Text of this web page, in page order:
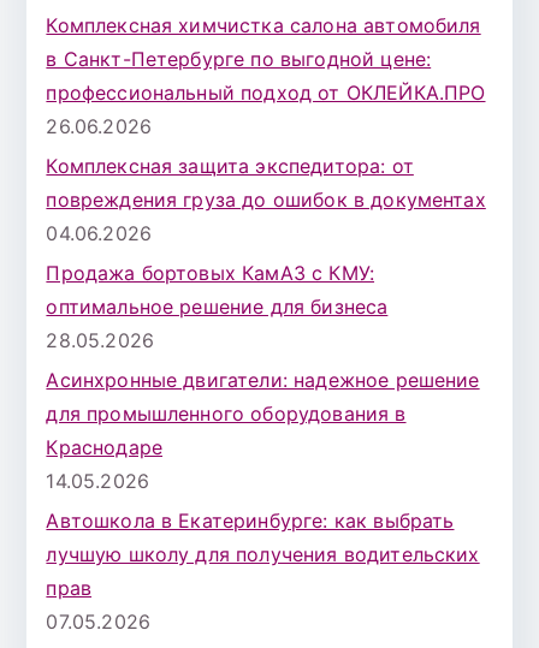
Комплексная химчистка салона автомобиля
в Санкт-Петербурге по выгодной цене:
профессиональный подход от ОКЛЕЙКА.ПРО
26.06.2026
Комплексная защита экспедитора: от
повреждения груза до ошибок в документах
04.06.2026
Продажа бортовых КамАЗ с КМУ:
оптимальное решение для бизнеса
28.05.2026
Асинхронные двигатели: надежное решение
для промышленного оборудования в
Краснодаре
14.05.2026
Автошкола в Екатеринбурге: как выбрать
лучшую школу для получения водительских
прав
07.05.2026